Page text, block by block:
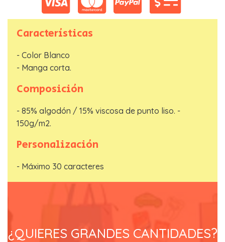
Características
- Color Blanco
- Manga corta.
Composición
- 85% algodón / 15% viscosa de punto liso. -
150g/m2.
Personalización
- Máximo 30 caracteres
¿QUIERES GRANDES CANTIDADES?
fácil
*
ENVIAR SOLICITUD